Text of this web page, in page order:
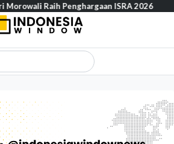
Penghargaan ISRA 2026 Prof.